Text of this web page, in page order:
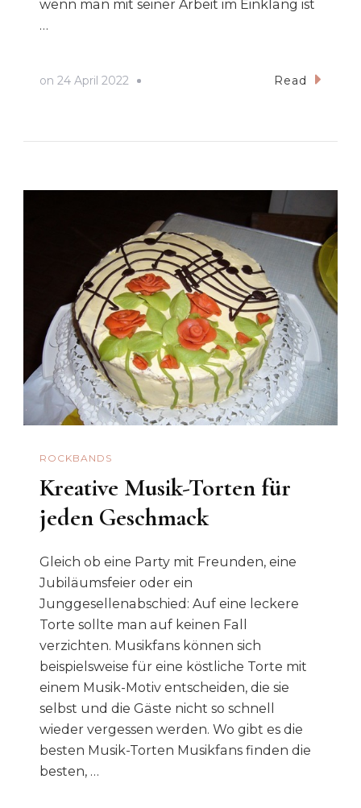
wenn man mit seiner Arbeit im Einklang ist
…
on 24 April 2022 Read
ROCKBANDS
Kreative Musik-Torten für
jeden Geschmack
Gleich ob eine Party mit Freunden, eine
Jubiläumsfeier oder ein
Junggesellenabschied: Auf eine leckere
Torte sollte man auf keinen Fall
verzichten. Musikfans können sich
beispielsweise für eine köstliche Torte mit
einem Musik-Motiv entscheiden, die sie
selbst und die Gäste nicht so schnell
wieder vergessen werden. Wo gibt es die
besten Musik-Torten Musikfans finden die
besten, …